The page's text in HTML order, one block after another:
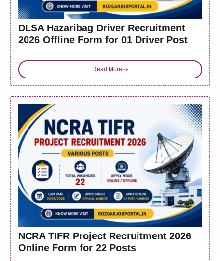
DLSA Hazaribag Driver Recruitment
2026 Offline Form for 01 Driver Post
Read More
NCRA TIFR Project Recruitment 2026
Online Form for 22 Posts